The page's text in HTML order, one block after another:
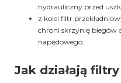
hydrauliczny przed
z kolei filtr
chroni skrzynię biegów
napędowego.
Jak działają